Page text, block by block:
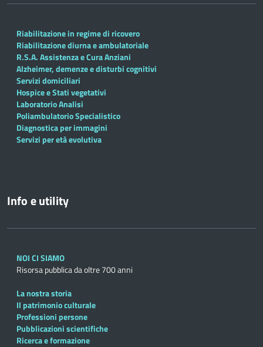
Riabilitazione in regime di ricovero
Riabilitazione diurna e ambulatoriale
R.S.A. Assistenza e Cura Anziani
Alzheimer, demenze e disturbi cognitivi
Servizi domiciliari
Hospice e Stati vegetativi
Laboratorio Analisi
Poliambulatorio Specialistico
Diagnostica per immagini
Servizi per età evolutiva
Info e utility
NOI CI SIAMO
Risorsa pubblica da oltre 700 anni
La nostra storia
Il patrimonio culturale
Professioni persone
Pubblicazioni scientifiche
Ricerca e formazione